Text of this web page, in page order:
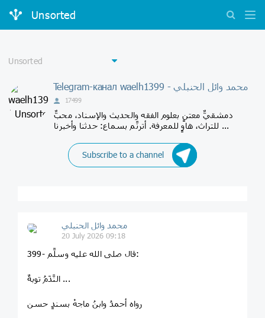
Unsorted
Telegram-канал waelh1399 - محمد وائل الحنبلي
17499
دمشقيٌّ معتنٍ بعلوم الفقه والحديث والإسناد، محبٌّ
للتراث، هاوٍ للمعرفة. أترنَّم بسماع: حدثنا وأخبرنا ...
Subscribe to a channel
محمد وائل الحنبلي
20 July 2026 09:18
399- قال صلى الله عليه وسلَّم:
النَّدَمُ توبةٌ ...
رواه أحمدُ وابنُ ماجهْ بسندٍ حسن